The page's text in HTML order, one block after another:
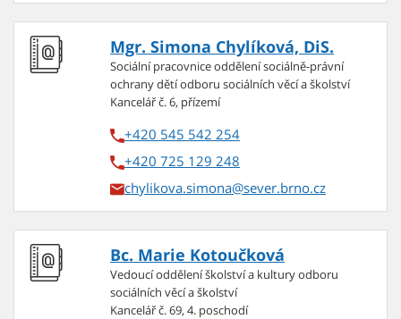
Mgr. Simona Chylíková, DiS.
Sociální pracovnice oddělení sociálně-právní
ochrany dětí odboru sociálních věcí a školství
Kancelář č. 6, přízemí
+420 545 542 254
+420 725 129 248
chylikova.simona
Bc. Marie Kotoučková
Vedoucí oddělení školství a kultury odboru
sociálních věcí a školství
Kancelář č. 69, 4. poschodí